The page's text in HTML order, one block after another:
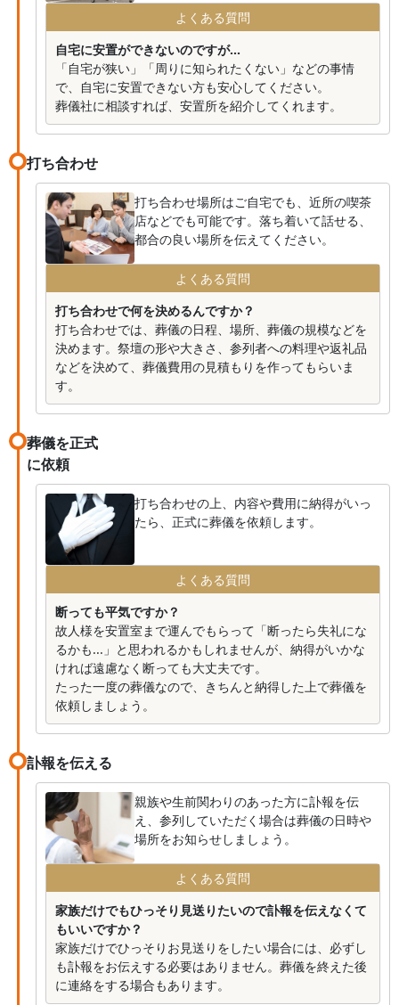
よくある質問
自宅に安置ができないのですが...
「自宅が狭い」「周りに知られたくない」などの事情
で、自宅に安置できない方も安心してください。
葬儀社に相談すれば、安置所を紹介してくれます。
打ち合わせ
打ち合わせ場所はご自宅でも、近所の喫茶
店などでも可能です。落ち着いて話せる、
都合の良い場所を伝えてください。
よくある質問
打ち合わせで何を決めるんですか？
打ち合わせでは、葬儀の日程、場所、葬儀の規模などを
決めます。祭壇の形や大きさ、参列者への料理や返礼品
などを決めて、葬儀費用の見積もりを作ってもらいま
す。
葬儀を正式
に依頼
打ち合わせの上、内容や費用に納得がいっ
たら、正式に葬儀を依頼します。
よくある質問
断っても平気ですか？
故人様を安置室まで運んでもらって「断ったら失礼にな
るかも...」と思われるかもしれませんが、納得がいかな
ければ遠慮なく断っても大丈夫です。
たった一度の葬儀なので、きちんと納得した上で葬儀を
依頼しましょう。
訃報を伝える
親族や生前関わりのあった方に訃報を伝
え、参列していただく場合は葬儀の日時や
場所をお知らせしましょう。
よくある質問
家族だけでもひっそり見送りたいので訃報を伝えなくて
もいいですか？
家族だけでひっそりお見送りをしたい場合には、必ずし
も訃報をお伝えする必要はありません。葬儀を終えた後
に連絡をする場合もあります。